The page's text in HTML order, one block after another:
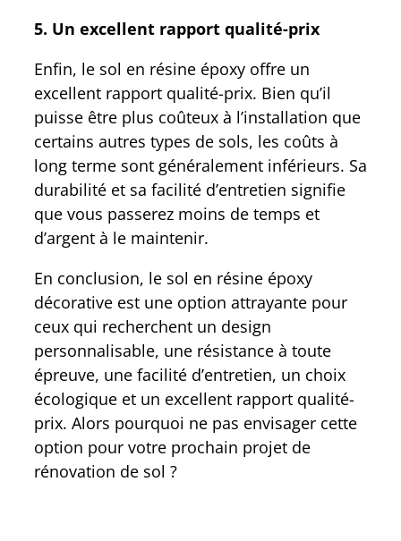
5. Un excellent rapport qualité-prix
Enfin, le sol en résine époxy offre un
excellent rapport qualité-prix. Bien qu’il
puisse être plus coûteux à l’installation que
certains autres types de sols, les coûts à
long terme sont généralement inférieurs. Sa
durabilité et sa facilité d’entretien signifie
que vous passerez moins de temps et
d’argent à le maintenir.
En conclusion, le sol en résine époxy
décorative est une option attrayante pour
ceux qui recherchent un design
personnalisable, une résistance à toute
épreuve, une facilité d’entretien, un choix
écologique et un excellent rapport qualité-
prix. Alors pourquoi ne pas envisager cette
option pour votre prochain projet de
rénovation de sol ?